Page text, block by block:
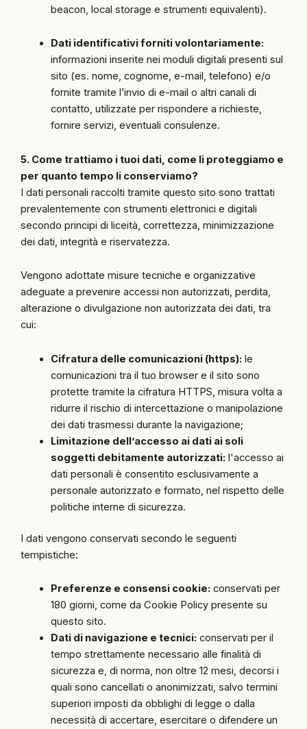
beacon, local storage e strumenti equivalenti).
Dati identificativi forniti volontariamente:
informazioni inserite nei moduli digitali presenti sul
sito (es. nome, cognome, e-mail, telefono) e/o
fornite tramite l’invio di e-mail o altri canali di
contatto, utilizzate per rispondere a richieste,
fornire servizi, eventuali consulenze.
5. Come trattiamo i tuoi dati, come li proteggiamo e
per quanto tempo li conserviamo?
I dati personali raccolti tramite questo sito sono trattati
prevalentemente con strumenti elettronici e digitali
secondo principi di liceità, correttezza, minimizzazione
dei dati, integrità e riservatezza.
Vengono adottate misure tecniche e organizzative
adeguate a prevenire accessi non autorizzati, perdita,
alterazione o divulgazione non autorizzata dei dati, tra
cui:
Cifratura delle comunicazioni (https): le
comunicazioni tra il tuo browser e il sito sono
protette tramite la cifratura HTTPS, misura volta a
ridurre il rischio di intercettazione o manipolazione
dei dati trasmessi durante la navigazione;
Limitazione dell’accesso ai dati ai soli
soggetti debitamente autorizzati: l'accesso ai
dati personali è consentito esclusivamente a
personale autorizzato e formato, nel rispetto delle
politiche interne di sicurezza.
I dati vengono conservati secondo le seguenti
tempistiche:
Preferenze e consensi cookie: conservati per
180 giorni, come da Cookie Policy presente su
questo sito.
Dati di navigazione e tecnici: conservati per il
tempo strettamente necessario alle finalità di
sicurezza e, di norma, non oltre 12 mesi, decorsi i
quali sono cancellati o anonimizzati, salvo termini
superiori imposti da obblighi di legge o dalla
necessità di accertare, esercitare o difendere un